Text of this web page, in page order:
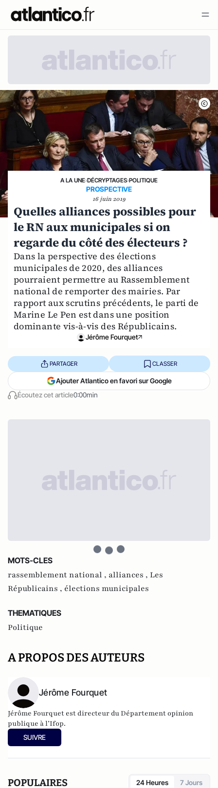
A LA UNE›DÉCRYPTAGES›POLITIQUE
PROSPECTIVE
16 juin 2019
Quelles alliances possibles pour
le RN aux municipales si on
regarde du côté des électeurs ?
Dans la perspective des élections
municipales de 2020, des alliances
pourraient permettre au Rassemblement
national de remporter des mairies. Par
rapport aux scrutins précédents, le parti de
Marine Le Pen est dans une position
dominante vis-à-vis des Républicains.
Jérôme Fourquet
Écoutez cet article0:00min
PARTAGER CLASSER
Ajouter Atlantico en favori sur Google
MOTS-CLES
rassemblement national , alliances , Les
Républicains , élections municipales
THEMATIQUES
Politique
A PROPOS DES AUTEURS
Jérôme Fourquet
Jérôme Fourquet est directeur du Département opinion
publique à l’Ifop.
SUIVRE
POPULAIRES 24 Heures 7 Jours